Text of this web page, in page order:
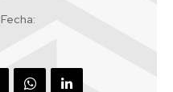
Fecha: